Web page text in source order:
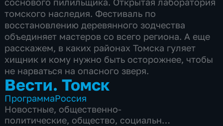
томского наследия. Фестиваль по
восстановлению деревянного зодчества
объединяет мастеров со всего региона. А еще
расскажем, в каких районах Томска гуляет
хищник и кому нужно быть осторожнее, чтобы
не нарваться на опасного зверя.
Вести. Томск
ПрограммаРоссия
Новостные, общественно-
политические, общество, социально-